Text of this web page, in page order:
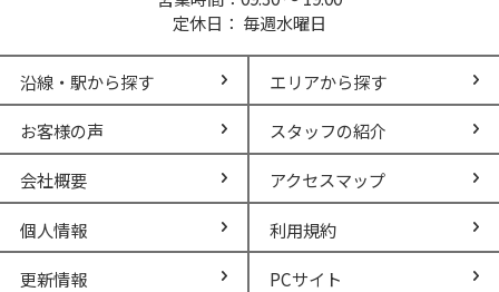
定休日： 毎週水曜日
沿線・駅から探す エリアから探す
お客様の声 スタッフの紹介
会社概要 アクセスマップ
個人情報 利用規約
更新情報 PCサイト